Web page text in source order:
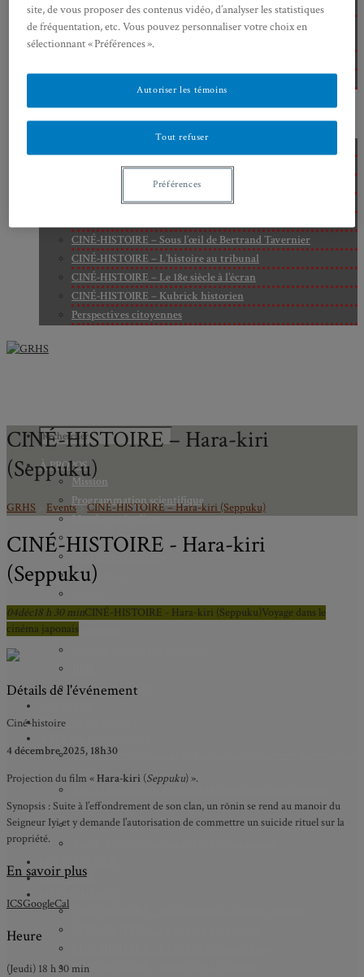
Cité
Axe 2 : Réputation, célébrité et popularité dans l’espace
public
Axe 4 : Conflits, justice et régulation sociale
CINÉ-HISTOIRE – La femme à la caméra
CINÉ-HISTOIRE – L’histoire comme chaos
CINÉ-HISTOIRE – Rome face à l’histoire
CINÉ-HISTOIRE – Sous l’œil de Bertrand Tavernier
CINÉ-HISTOIRE – L’histoire au tribunal
CINÉ-HISTOIRE – Le 18e siècle à l’écran
CINÉ-HISTOIRE – Kubrick historien
Perspectives citoyennes
À PROPOS
Mission
Programmation scientifique
Membres réguliers
Membres étudiants
Chercheurs associés
Diplômé.e.s
Gouvernance
Partenaires
Bourses du GRHS
PROJETS EN COURS
Axe 1 : Représentations publiques, communes et privées de la
Cité
public
Axe 3 : Diffusion, circulation et appropriation des savoirs
BIBLIOTHÈQUE
LECTURES
CINÉ-HISTOIRE – Rome face à l’histoire
CINÉ-HISTOIRE – Hara-kiri
(Seppuku)
GRHS Events>CINÉ-HISTOIRE – Hara-kiri (Seppuku)
CINÉ-HISTOIRE - Hara-kiri
(Seppuku)
04déc18 h 30 minCINÉ-HISTOIRE - Hara-kiri (Seppuku)Voyage dans le
cinéma japonais
Détails de l'événement
Ciné-histoire
4 décembre 2025, 18h30
Projection du film «Hara-kiri (Seppuku) ».
Synopsis : Suite à l’effondrement de son clan, un rōnin se rend au manoir du
Seigneur Iyi et y demande l’autorisation de commettre un suicide rituel sur la
propriété.
En savoir plus
ICSGoogleCal
Heure
(Jeudi) 18 h 30 min
site, de vous proposer des contenus vidéo, d’analyser les statistiques
de fréquentation, etc. Vous pouvez personnaliser votre choix en
sélectionnant « Préférences ».
Tout refuser
Autoriser les témoins
Préférences